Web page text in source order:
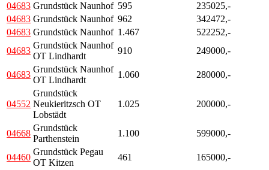
04683 Grundstück Naunhof 595
235025,-
04683 Grundstück Naunhof 962
342472,-
04683 Grundstück Naunhof 1.467
522252,-
04683
Grundstück Naunhof
OT Lindhardt
910 249000,-
04683
Grundstück Naunhof
OT Lindhardt
1.060 280000,-
04552
Grundstück
Neukieritzsch OT
Lobstädt
1.025 200000,-
04668
Grundstück
Parthenstein
1.100 599000,-
04460
Grundstück Pegau
OT Kitzen
461 165000,-